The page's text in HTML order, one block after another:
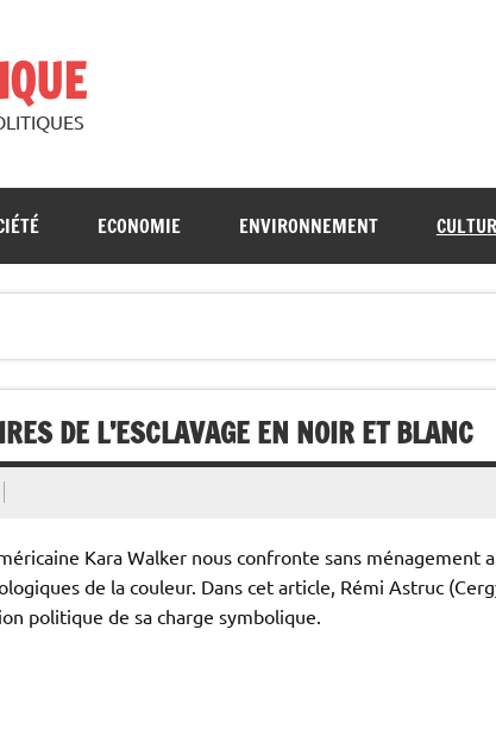
ECONOMIE ENVIRONNEMENT
DE L’ESCLAVAGE EN NOIR ET BLANC
Kara Walker nous confronte sans ménagement
de la couleur. Dans cet article, Rémi Astruc
politique de sa charge symbolique.